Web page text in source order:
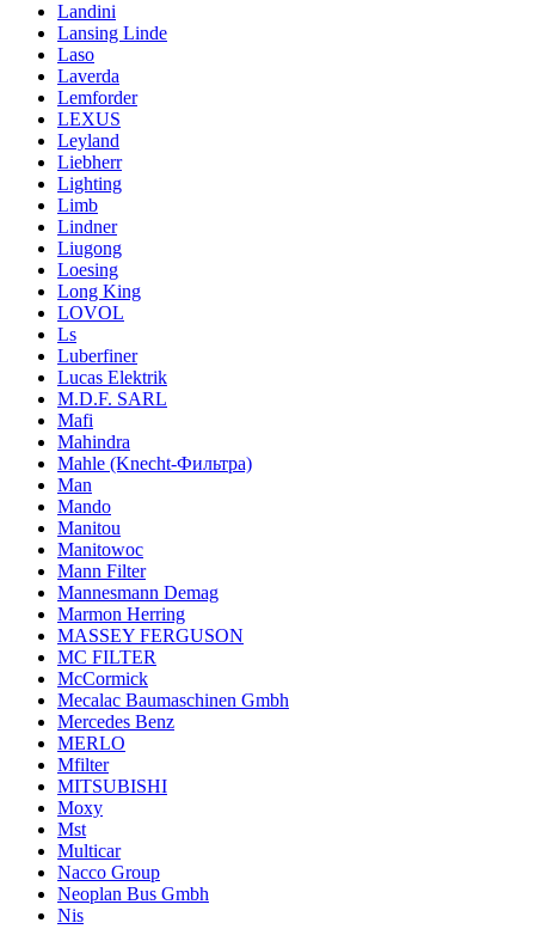
Landini
Lansing Linde
Laso
Laverda
Lemforder
LEXUS
Leyland
Liebherr
Lighting
Limb
Lindner
Liugong
Loesing
Long King
LOVOL
Ls
Luberfiner
Lucas Elektrik
M.D.F. SARL
Mafi
Mahindra
Mahle (Knecht-Фильтра)
Man
Mando
Manitou
Manitowoc
Mann Filter
Mannesmann Demag
Marmon Herring
MASSEY FERGUSON
MC FILTER
McCormick
Mecalac Baumaschinen Gmbh
Mercedes Benz
MERLO
Mfilter
MITSUBISHI
Moxy
Mst
Multicar
Nacco Group
Neoplan Bus Gmbh
Nis